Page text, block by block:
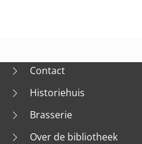
Contact
Historiehuis
Brasserie
Over de bibliotheek